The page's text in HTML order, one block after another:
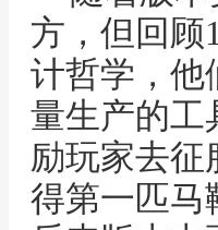
方，但回顾
计哲学，他
量生产的工
励玩家去征
得第一匹马